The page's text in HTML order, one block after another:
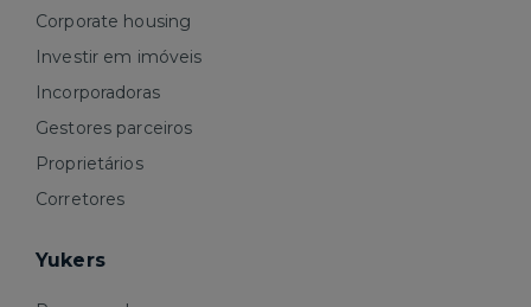
Corporate housing
Investir em imóveis
Incorporadoras
Gestores parceiros
Proprietários
Corretores
Yukers